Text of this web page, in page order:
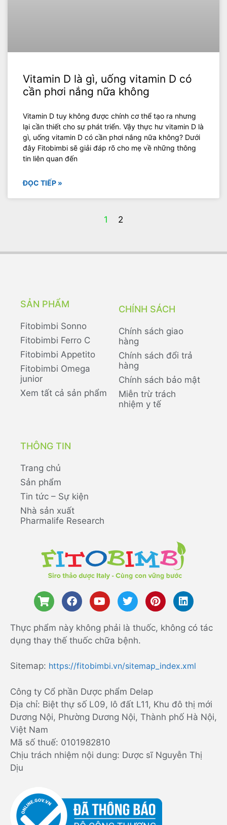
Vitamin D là gì, uống vitamin D có
cần phơi nắng nữa không
Vitamin D tuy không được chính cơ thể tạo ra nhưng
lại cần thiết cho sự phát triển. Vậy thực hư vitamin D là
gì, uống vitamin D có cần phơi nắng nữa không? Dưới
đây Fitobimbi sẽ giải đáp rõ cho mẹ về những thông
tin liên quan đến
ĐỌC TIẾP »
1 2
SẢN PHẨM
Fitobimbi Sonno
Fitobimbi Ferro C
Fitobimbi Appetito
Fitobimbi Omega
junior
Xem tất cả sản phẩm
CHÍNH SÁCH
Chính sách giao
hàng
Chính sách đổi trả
hàng
Chính sách bảo mật
Miễn trừ trách
nhiệm y tế
THÔNG TIN
Trang chủ
Sản phẩm
Tin tức – Sự kiện
Nhà sản xuất
Pharmalife Research
Thực phẩm này không phải là thuốc, không có tác
dụng thay thế thuốc chữa bệnh.
Sitemap: https://fitobimbi.vn/sitemap_index.xml
Công ty Cổ phần Dược phẩm Delap
Địa chỉ: Biệt thự số L09, lô đất L11, Khu đô thị mới
Dương Nội, Phường Dương Nội, Thành phố Hà Nội,
Việt Nam
Mã số thuế: 0101982810
Chịu trách nhiệm nội dung: Dược sĩ Nguyễn Thị
Dịu